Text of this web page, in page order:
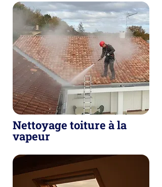
Nettoyage toiture à la
vapeur